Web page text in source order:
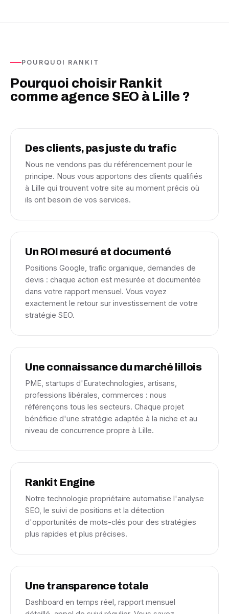
POURQUOI RANKIT
Pourquoi choisir Rankit
comme agence SEO à Lille ?
Des clients, pas juste du trafic
Nous ne vendons pas du référencement pour le
principe. Nous vous apportons des clients qualifiés
à Lille qui trouvent votre site au moment précis où
ils ont besoin de vos services.
Un ROI mesuré et documenté
Positions Google, trafic organique, demandes de
devis : chaque action est mesurée et documentée
dans votre rapport mensuel. Vous voyez
exactement le retour sur investissement de votre
stratégie SEO.
Une connaissance du marché lillois
PME, startups d'Euratechnologies, artisans,
professions libérales, commerces : nous
référençons tous les secteurs. Chaque projet
bénéficie d'une stratégie adaptée à la niche et au
niveau de concurrence propre à Lille.
Rankit Engine
Notre technologie propriétaire automatise l'analyse
SEO, le suivi de positions et la détection
d'opportunités de mots-clés pour des stratégies
plus rapides et plus précises.
Une transparence totale
Dashboard en temps réel, rapport mensuel